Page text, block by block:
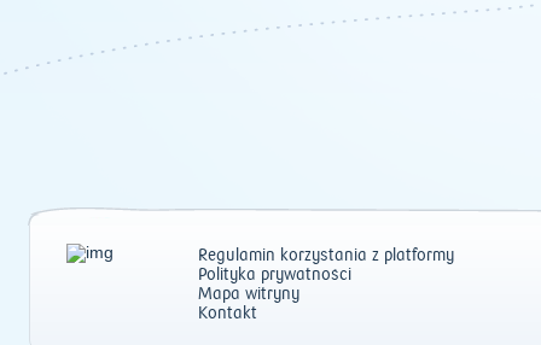
Regulamin korzystania z platformy
Polityka prywatności
Mapa witryny
Kontakt